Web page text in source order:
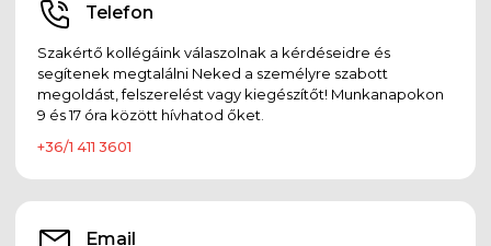
Telefon
Szakértő kollégáink válaszolnak a kérdéseidre és
segítenek megtalálni Neked a személyre szabott
megoldást, felszerelést vagy kiegészítőt! Munkanapokon
9 és 17 óra között hívhatod őket.
+36/1 411 3601
Email